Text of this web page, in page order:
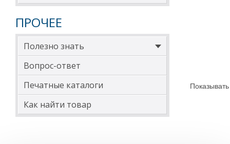
ПРОЧЕЕ
Полезно знать
Вопрос-ответ
Печатные каталоги
Как найти товар